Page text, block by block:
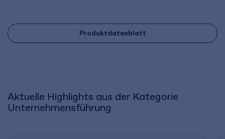
Produktdatenblatt
Aktuelle Highlights aus der Kategorie
Unternehmensführung